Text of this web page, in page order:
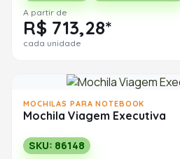
A partir de
R$ 713,28*
cada unidade
MOCHILAS PARA NOTEBOOK
Mochila Viagem Executiva
SKU: 86148